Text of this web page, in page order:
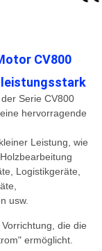
CV800
leistungsstark
Serie CV800
hervorragende
Leistung, wie
Logistikgeräte,
usw.
die die
ermöglicht.